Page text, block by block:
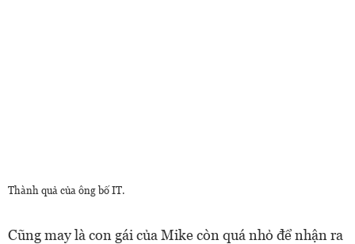
Thành quả của ông bố IT.
Cũng may là con gái của Mike còn quá nhỏ để nhận ra